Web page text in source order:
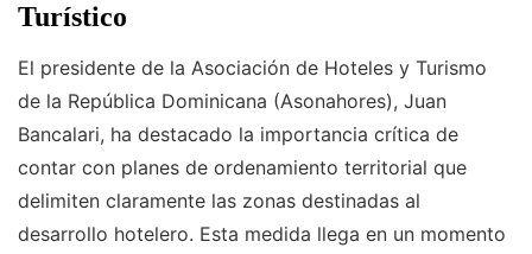
Turístico
El presidente de la Asociación de Hoteles y Turismo
de la República Dominicana (Asonahores), Juan
Bancalari, ha destacado la importancia crítica de
contar con planes de ordenamiento territorial que
delimiten claramente las zonas destinadas al
desarrollo hotelero. Esta medida llega en un momento